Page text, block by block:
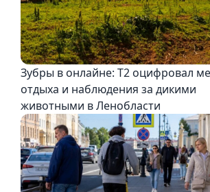
Зубры в онлайне: Т2 оцифровал
отдыха и наблюдения за дикими
животными в Ленобласти